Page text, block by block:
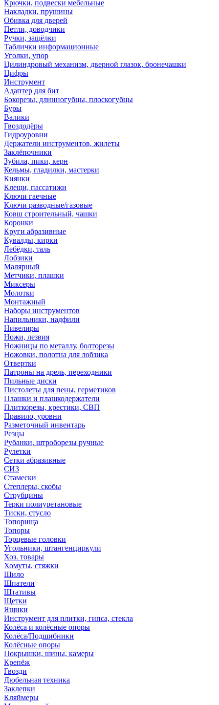
Крючки, подвески мебельные
Накладки, прушины
Обивка для дверей
Петли, доводчики
Ручки, защёлки
Таблички информационные
Уголки, упор
Цилиндровый механизм, дверной глазок, бронечашки
Цифры
Инструмент
Адаптер для бит
Бокорезы, длинногубцы, плоскогубцы
Буры
Валики
Гвоздодёры
Гидроуровни
Держатели инструментов, жилеты
Заклёпочники
Зубила, пики, керн
Кельмы, гладилки, мастерки
Киянки
Клещи, пассатижи
Ключи гаечные
Ключи разводные/газовые
Ковш строительный, чашки
Коронки
Круги абразивные
Кувалды, кирки
Лебёдки, таль
Лобзики
Малярный
Метчики, плашки
Миксеры
Молотки
Монтажный
Наборы инструментов
Напильники, надфили
Нивелиры
Ножи, лезвия
Ножницы по металлу, болторезы
Ножовки, полотна для лобзика
Отвертки
Патроны на дрель, переходники
Пильные диски
Пистолеты для пены, герметиков
Плашки и плашкодержатели
Плиткорезы, крестики, СВП
Правило, уровни
Разметочный инвентарь
Резцы
Рубанки, штроборезы ручные
Рулетки
Сетки абразивные
СИЗ
Стамески
Степлеры, скобы
Струбцины
Терки полиуретановые
Тиски, стусло
Топорища
Топоры
Торцевые головки
Угольники, штангенциркули
Хоз. товары
Хомуты, стяжки
Шило
Шпатели
Штативы
Щетки
Ящики
Инструмент для плитки, гипса, стекла
Колёса и колёсные опоры
Колёса/Подшибники
Колёсные опоры
Покрышки, шины, камеры
Крепёж
Гвозди
Дюбельная техника
Заклепки
Кляймеры